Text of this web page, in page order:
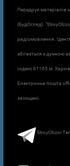
Передрук
(БудОгляд).
радіомовлення.
збігається з думкою
індекс 61165 м.
Електронна пошта
захищені.
StroyObzor